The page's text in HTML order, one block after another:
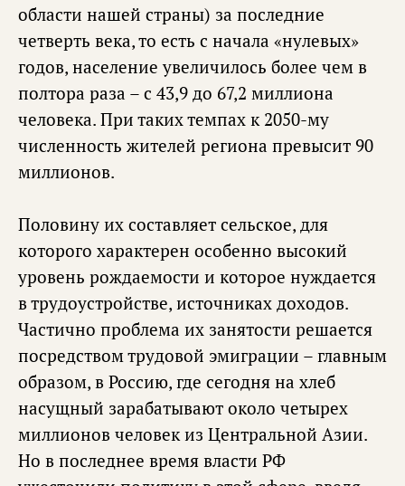
области нашей страны) за последние
четверть века, то есть с начала «нулевых»
годов, население увеличилось более чем в
полтора раза – с 43,9 до 67,2 миллиона
человека. При таких темпах к 2050-му
численность жителей региона превысит 90
миллионов.
Половину их составляет сельское, для
которого характерен особенно высокий
уровень рождаемости и которое нуждается
в трудоустройстве, источниках доходов.
Частично проблема их занятости решается
посредством трудовой эмиграции – главным
образом, в Россию, где сегодня на хлеб
насущный зарабатывают около четырех
миллионов человек из Центральной Азии.
Но в последнее время власти РФ